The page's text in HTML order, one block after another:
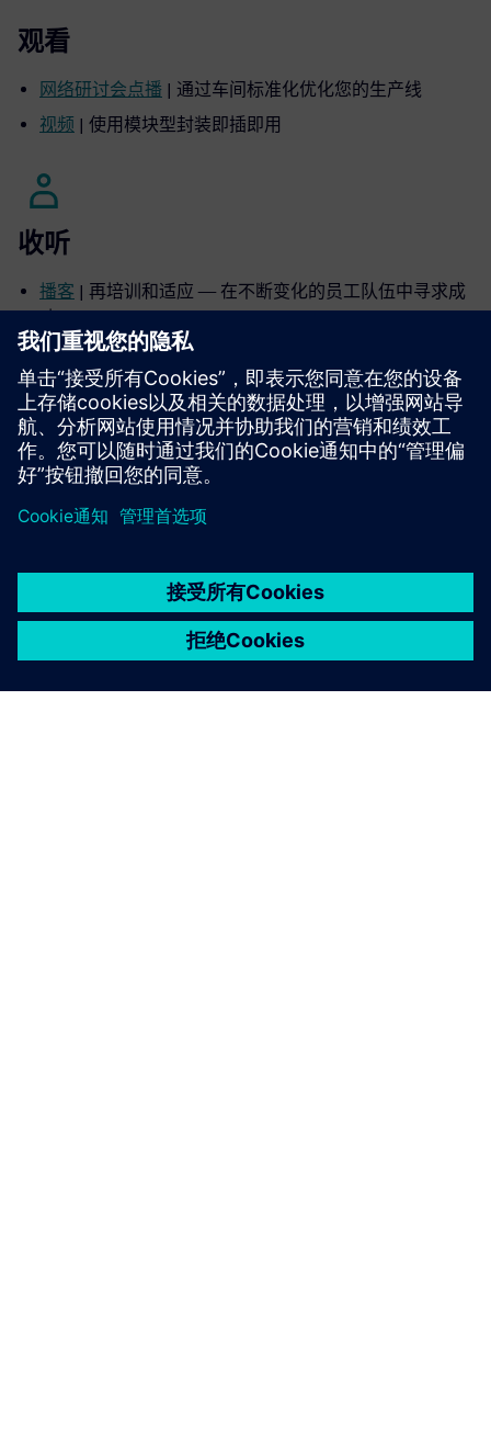
观看
网络研讨会点播 | 通过车间标准化优化您的生产线
视频 | 使用模块型封装即插即用
收听
播客 | 再培训和适应 — 在不断变化的员工队伍中寻求成
功
播客| 了解 IT/OT 融合 — 好处、挑战和现实见解
播客| Sustainability 能源和资源效率
阅读
| 利用创新的输送机技术解决方案生产保时捷
Taycan eCar